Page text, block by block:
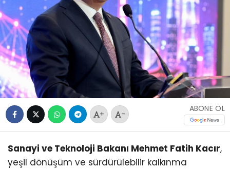
+ -
ABONE OL
Sanayi ve Teknoloji Bakanı Mehmet Fatih Kacır,
yeşil dönüşüm ve sürdürülebilir kalkınma